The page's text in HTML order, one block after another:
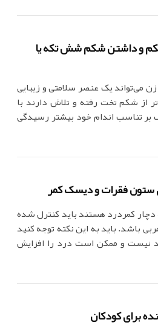
و داشتن شکم شش تکه یا
یک عنصر سلامتی و زیبایی
از شکم تخت رفته و تلاش دارند با
تناسب اندام خود بیشتر رسیدگی
ستون فقرات و دیسک کمر
کمردرد هستند باید کنترل شده
باشد. باید به این نکته توجه کنید
نیست و ممکن است درد را افزایش
برای کودکان